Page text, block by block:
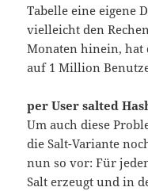
Tabelle eine eigene
vielleicht den
Monaten hinein, hat
auf 1 Million
per User salted
Um auch diese
die Salt-Variante
nun so vor: Für
Salt erzeugt und in